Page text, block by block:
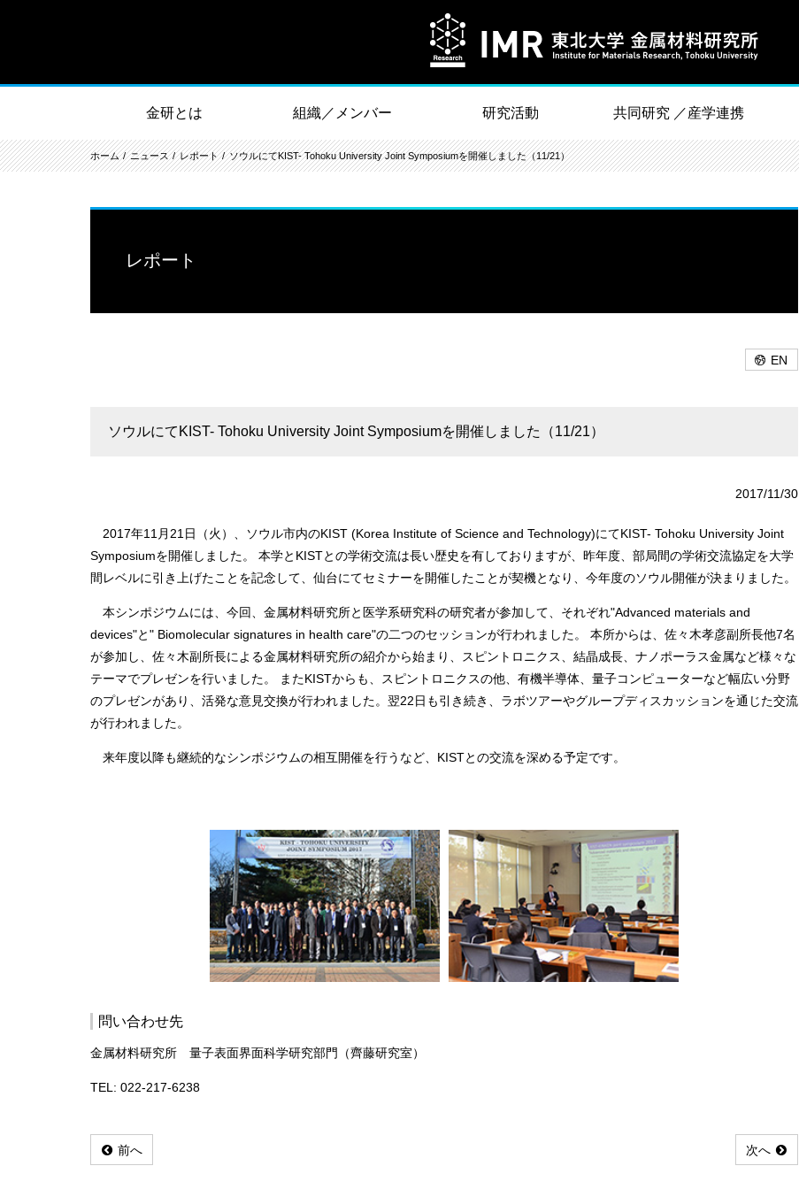
金研とは 組織／メンバー 研究活動 共同研究 ／産学連携
ホーム ニュース レポート ソウルにてKIST- Tohoku University Joint Symposiumを開催しました（11/21）
レポート
EN
ソウルにてKIST- Tohoku University Joint Symposiumを開催しました（11/21）
2017/11/30
2017年11月21日（火）、ソウル市内のKIST (Korea Institute of Science and Technology)にてKIST- Tohoku University Joint
Symposiumを開催しました。 本学とKISTとの学術交流は長い歴史を有しておりますが、昨年度、部局間の学術交流協定を大学
間レベルに引き上げたことを記念して、仙台にてセミナーを開催したことが契機となり、今年度のソウル開催が決まりました。
本シンポジウムには、今回、金属材料研究所と医学系研究科の研究者が参加して、それぞれ"Advanced materials and
devices"と" Biomolecular signatures in health care"の二つのセッションが行われました。 本所からは、佐々木孝彦副所長他7名
が参加し、佐々木副所長による金属材料研究所の紹介から始まり、スピントロニクス、結晶成長、ナノポーラス金属など様々な
テーマでプレゼンを行いました。 またKISTからも、スピントロニクスの他、有機半導体、量子コンピューターなど幅広い分野
のプレゼンがあり、活発な意見交換が行われました。翌22日も引き続き、ラボツアーやグループディスカッションを通じた交流
が行われました。
来年度以降も継続的なシンポジウムの相互開催を行うなど、KISTとの交流を深める予定です。
問い合わせ先
金属材料研究所 量子表面界面科学研究部門（齊藤研究室）
TEL: 022-217-6238
前へ 次へ